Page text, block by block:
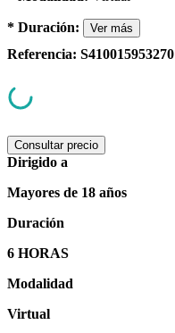
* Duración: Ver más
Referencia: S410015953270
Consultar precio
Dirigido a
Mayores de 18 años
Duración
6 HORAS
Modalidad
Virtual